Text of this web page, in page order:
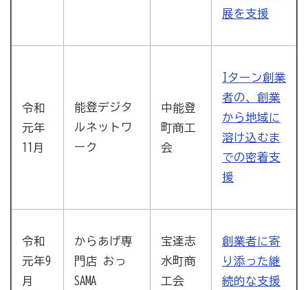
展を支援
令和
元年
11月
能登デジタ
ルネットワ
ーク
中能登
町商工
会
Iターン創業
者の、創業
から地域に
溶け込むま
での密着支
援
令和
元年9
月
からあげ専
門店 おっ
SAMA
宝達志
水町商
工会
創業者に寄
り添った継
続的な支援